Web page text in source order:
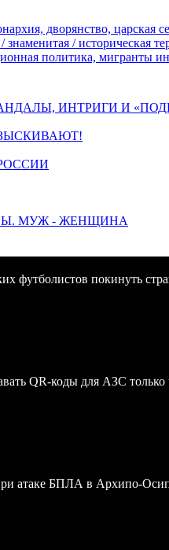
дворянство, царская
знаменитая / историческая
политика, мигранты
ИНТРИГИ И
МУЖ - ЖЕНЩИНА
футболистов покинуть
QR-коды для АЗС только
атаке БПЛА в Архипо-